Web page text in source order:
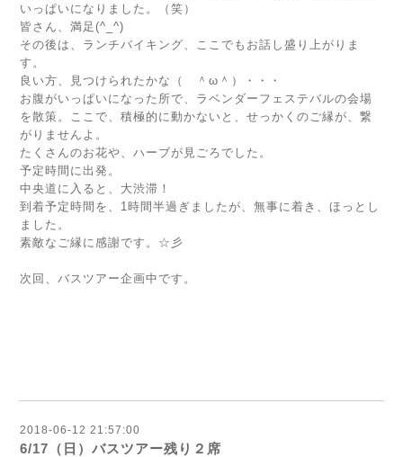
いっぱいになりました。（笑）
皆さん、満足(^_^)
その後は、ランチバイキング、ここでもお話し盛り上がりま
す。
良い方、見つけられたかな（ ＾ω＾）・・・
お腹がいっぱいになった所で、ラベンダーフェステバルの会場
を散策。ここで、積極的に動かないと、せっかくのご縁が、繋
がりませんよ。
たくさんのお花や、ハーブが見ごろでした。
予定時間に出発。
中央道に入ると、大渋滞！
到着予定時間を、1時間半過ぎましたが、無事に着き、ほっとし
ました。
素敵なご縁に感謝です。☆彡
次回、バスツアー企画中です。
2018-06-12 21:57:00
6/17（日）バスツアー残り２席